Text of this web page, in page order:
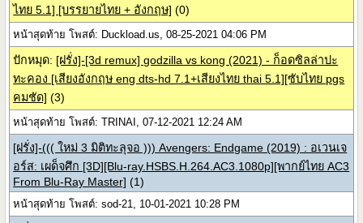
ไทย 5.1] [บรรยายไทย + อังกฤษ] (0)
หน้าสุดท้าย โพสต์: Duckload.us, 08-25-2021 04:06 PM
ปักหมุด: [ฝรั่ง]-[3d remux] godzilla vs kong (2021) - ก็อดซิลล่าปะ
ทะคอง [เสียงอังกฤษ eng dts-hd 7.1+เสียงไทย thai 5.1][ซับไทย pgs
คมชัด] (3)
หน้าสุดท้าย โพสต์: TRINAI, 07-12-2021 12:24 AM
[ฝรั่ง]-((( ใหม่ 3 มิติทะลุจอ ))) Avengers: Endgame (2019) : อเวนเจ
อร์ส: เผด็จศึก [3D][Blu-ray.HSBS.H.264.AC3.1080p][พากย์ไทย AC3
From Blu-Ray Master] (1)
หน้าสุดท้าย โพสต์: sod-21, 10-01-2021 10:28 PM